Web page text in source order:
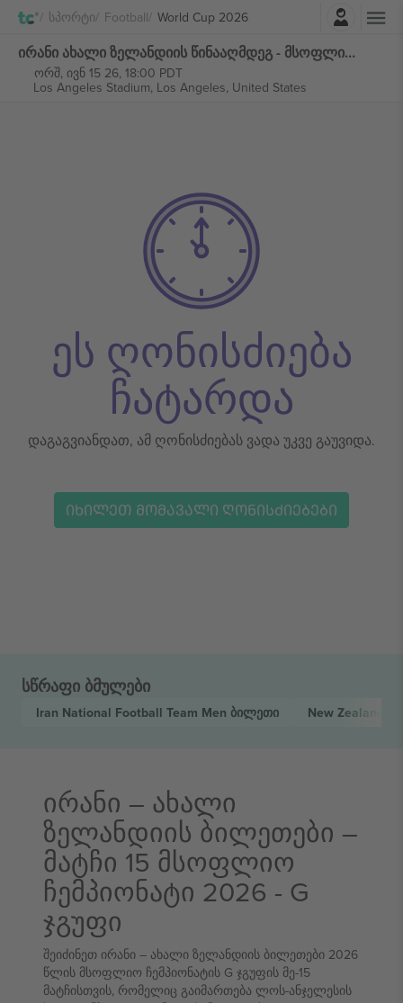
Სპორტი Football World Cup 2026შესვლა
ირანი ახალი ზელანდიის წინააღმდეგ - მსოფლიო ჩემპიონატი 2026 - M15 ჯგუფი G ბილეთი
ორშ, ივნ 15 26, 18:00 PDT
Los Angeles Stadium, Los Angeles, United States
ეს ღონისძიება
ჩატარდა
დაგაგვიანდათ, ამ ღონისძიებას ვადა უკვე გაუვიდა.
ᲘᲮᲘᲚᲔᲗ ᲛᲝᲛᲐᲕᲐᲚᲘ ᲦᲝᲜᲘᲡᲫᲘᲔᲑᲔᲑᲘ
სწრაფი ბმულები
Iran National Football Team Men ბილეთი New Zealand
ირანი – ახალი
ზელანდიის ბილეთები –
მატჩი 15 მსოფლიო
ჩემპიონატი 2026 - G
ჯგუფი
შეიძინეთ ირანი – ახალი ზელანდიის ბილეთები 2026
წლის მსოფლიო ჩემპიონატის G ჯგუფის მე-15
მატჩისთვის, რომელიც გაიმართება ლოს-ანჯელესის